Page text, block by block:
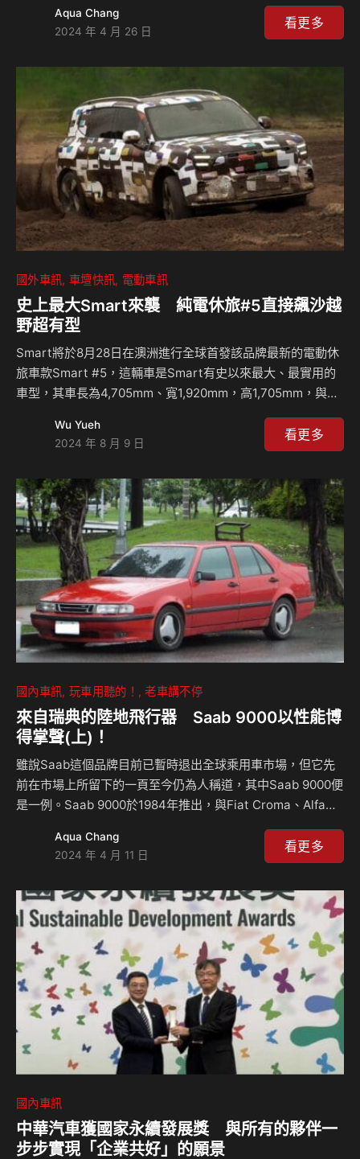
搶、林地濫墾／濫伐／盜採砂石稽查、廢棄物棄置取締、犯罪
偵防等不同領域，業務範圍可說是相當廣大。為提高員警未來
為全新偵防及執勤用車，已於日前陸續上線服役，與辛苦的員
警們一起保護人民的安全。在此，福特六和為善盡企業社會責
任及實踐深…
Aqua Chang
2024 年 4 月 26 日
看更多
國外車訊 車壇快訊 電動車訊
史上最大Smart來襲 純電休旅#5直接飆沙越
野超有型
Smart將於8月28日在澳洲進行全球首發該品牌最新的電動休
旅車款Smart #5，這輛車是Smart有史以來最大、最實用的
車型，其車長為4,705mm、寬1,920mm，高1,705mm，與
款旗鼓相當，現在原廠在發表前透露了車輛在越野飆沙的畫
面，這是過去我們想不到Smart車款可以做到的事，這輛車也
國、歐洲、英國以及澳洲銷售。 Smart #5的設計明顯偏向傳
統休旅車風格，與過往的小巧車輛已經脫離關係，車輛配備了
鋁合金的護板、防刮塑料圍繞以及額外的LED燈組，這…
Wu Yueh
2024 年 8 月 9 日
看更多
國內車訊 玩車用聽的！ 老車講不停
來自瑞典的陸地飛行器 Saab 9000以性能博
得掌聲(上)！
雖說Saab這個品牌目前已暫時退出全球乘用車市場，但它先
前在市場上所留下的一頁至今仍為人稱道，其中Saab 9000便
是一例。Saab 9000於1984年推出，與Fiat Croma、Alfa
而它的安全口碑在當時可謂與Volvo齊名，成熟的渦輪技術亦
受到市場認同。不過Saab 9000在推出時僅有五門掀背車型，
Saab 9000在國外和國內有著什麼故事？本專輯共分兩集，來
聽Celsior細細道來！CELSIORS Youtube頻道：
https://www.yo…
Aqua Chang
2024 年 4 月 11 日
看更多
國內車訊
中華汽車獲國家永續發展獎 與所有的夥伴一
步步實現「企業共好」的願景